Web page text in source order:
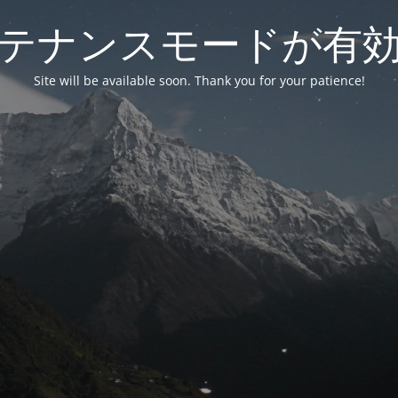
ナンスモードが有
Site will be available soon. Thank you for your patience!